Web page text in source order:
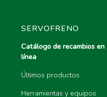
SERVOFRENO
Catálogo de recambios en
línea
Últimos productos
Herramientas y equipos